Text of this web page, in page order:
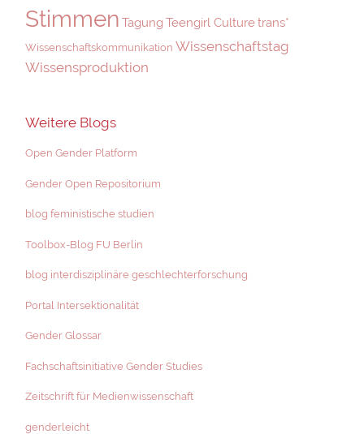
Stimmen Tagung Teengirl Culturetrans*
Wissenschaftskommunikation Wissenschaftstag
Wissensproduktion
Weitere Blogs
Open Gender Platform
Gender Open Repositorium
blog feministische studien
Toolbox-Blog FU Berlin
blog interdisziplinäre geschlechterforschung
Portal Intersektionalität
Gender Glossar
Fachschaftsinitiative Gender Studies
Zeitschrift für Medienwissenschaft
genderleicht